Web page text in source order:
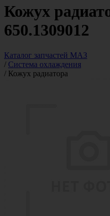
Кожух
650.1309012
Каталог запчастей МАЗ
/ Система охлаждения
/ Кожух радиатора